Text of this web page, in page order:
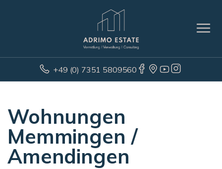
+49 (0) 7351 5809560
Wohnungen
Memmingen /
Amendingen